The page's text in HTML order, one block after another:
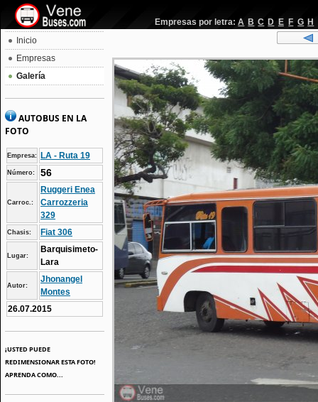
Empresas por letra: A B C D E F G H
Inicio
Empresas
Galería
AUTOBUS EN LA
FOTO
Empresa: LA - Ruta 19
Número: 56
Carroc.:
Ruggeri Enea
Carrozzeria
329
Chasis: Fiat 306
Lugar:
Barquisimeto-
Lara
Autor:
Jhonangel
Montes
26.07.2015
¡USTED PUEDE
REDIMENSIONAR ESTA FOTO!
APRENDA COMO...